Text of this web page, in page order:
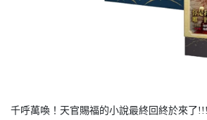
千呼萬喚！天官賜福的小說最終回終於來了!!!